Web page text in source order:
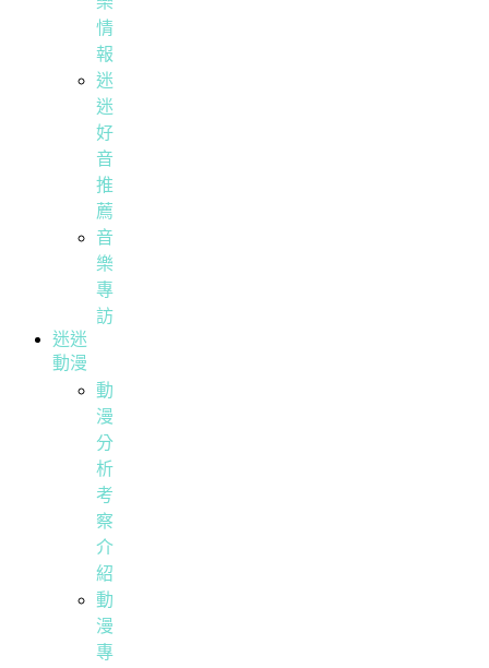
情
報
迷
迷
好
音
推
薦
音
樂
專
訪
迷迷
動漫
動
漫
分
析
考
察
介
紹
動
漫
專